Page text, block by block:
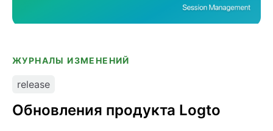
ЖУРНАЛЫ ИЗМЕНЕНИЙ
release
Обновления продукта Logto